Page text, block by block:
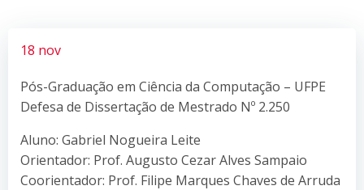
18 nov
Pós-Graduação em Ciência da Computação – UFPE
Defesa de Dissertação de Mestrado Nº 2.250
Aluno: Gabriel Nogueira Leite
Orientador: Prof. Augusto Cezar Alves Sampaio
Coorientador: Prof. Filipe Marques Chaves de Arruda